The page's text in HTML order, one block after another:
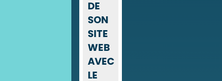
DE
SON
SITE
WEB
AVEC
LE